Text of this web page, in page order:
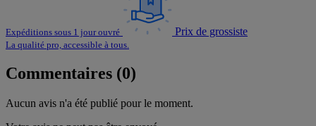
Expéditions sous 1 jour ouvré Prix de grossiste
La qualité pro, accessible à tous.
Commentaires (0)
Aucun avis n'a été publié pour le moment.